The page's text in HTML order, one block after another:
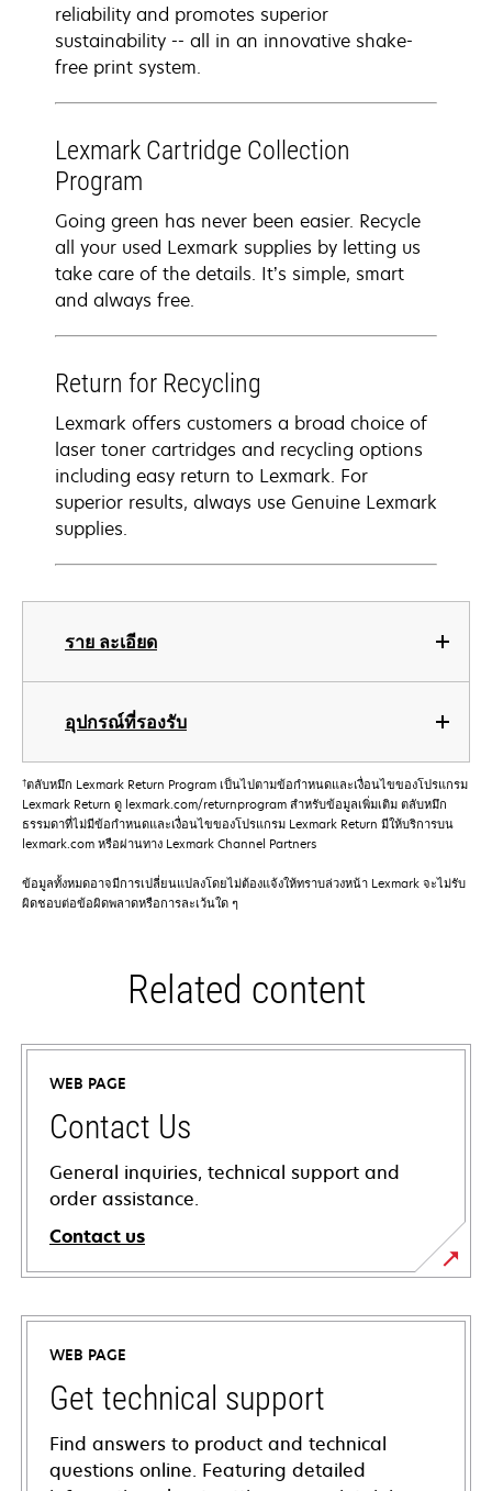
ราย ละเอียด
อุปกรณ์ที่รองรับ
reliability and promotes superior
sustainability -- all in an innovative shake-
free print system.
Lexmark Cartridge Collection
Program
Going green has never been easier. Recycle
all your used Lexmark supplies by letting us
take care of the details. It’s simple, smart
and always free.
Return for Recycling
Lexmark offers customers a broad choice of
laser toner cartridges and recycling options
including easy return to Lexmark. For
superior results, always use Genuine Lexmark
supplies.
†ตลับหมึก Lexmark Return Program เป็นไปตามข้อกําหนดและเงื่อนไขของโปรแกรม
Lexmark Return ดู lexmark.com/returnprogram สําหรับข้อมูลเพิ่มเติม ตลับหมึก
ธรรมดาที่ไม่มีข้อกําหนดและเงื่อนไขของโปรแกรม Lexmark Return มีให้บริการบน
lexmark.com หรือผ่านทาง Lexmark Channel Partners
ข้อมูลทั้งหมดอาจมีการเปลี่ยนแปลงโดยไม่ต้องแจ้งให้ทราบล่วงหน้า Lexmark จะไม่รับ
ผิดชอบต่อข้อผิดพลาดหรือการละเว้นใด ๆ
Related content
WEB PAGE
Contact Us
General inquiries, technical support and
order assistance.
Contact us
WEB PAGE
Get technical support
Find answers to product and technical
questions online. Featuring detailed